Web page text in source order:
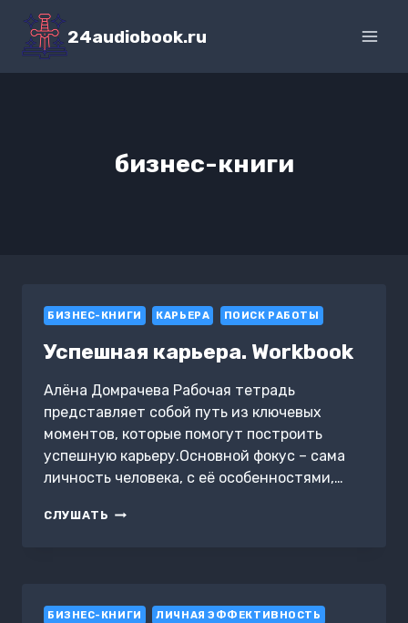
Перейти
содержимому
24audiobook.ru
бизнес-книги
БИЗНЕС-КНИГИ КАРЬЕРА ПОИСК РАБОТЫ
Успешная карьера. Workbook
Алёна Домрачева Рабочая тетрадь
представляет собой путь из ключевых
моментов, которые помогут построить
успешную карьеру.Основной фокус – сама
личность человека, с её особенностями,…
СЛУШАТЬ УСПЕШНАЯ
БИЗНЕС-КНИГИ ЛИЧНАЯ ЭФФЕКТИВНОСТЬ